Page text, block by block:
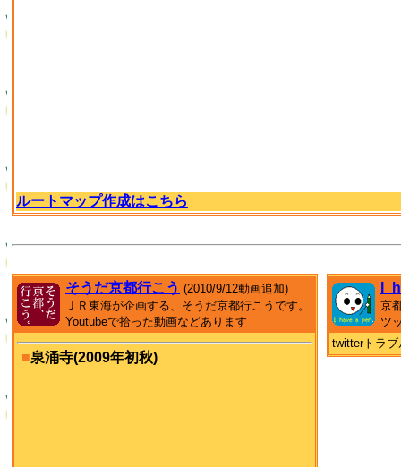
ルートマップ作成はこちら
そうだ京都行こう (2010/9/12動画追加)
ＪＲ東海が企画する、そうだ京都行こうです。
Youtubeで拾った動画などあります
■泉涌寺(2009年初秋)
京
ツ
twitterトラ